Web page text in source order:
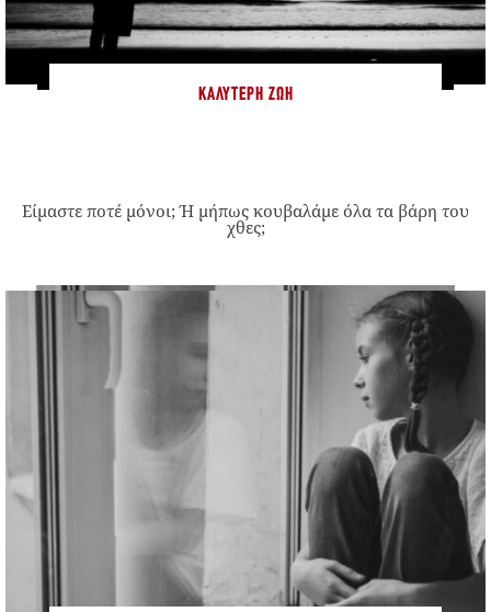
ΚΑΛΎΤΕΡΗ ΖΩΉ
Είμαστε ποτέ μόνοι; Ή μήπως κουβαλάμε όλα τα βάρη του
χθες;